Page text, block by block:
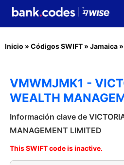
Inicio » Códigos SWIFT » Jamaica »
VMWMJMK1 -
WEALTH
Información clave de
MANAGEMENT LIMITED
This SWIFT code is inactive.